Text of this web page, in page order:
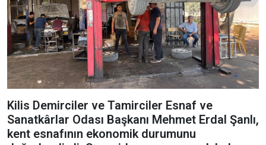
Kilis Demirciler ve Tamirciler Esnaf ve
Sanatkârlar Odası Başkanı Mehmet Erdal Şanlı,
kent esnafının ekonomik durumunu